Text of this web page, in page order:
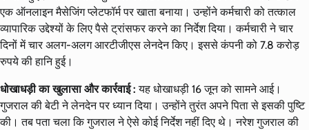
एक ऑनलाइन मैसेजिंग प्लेटफॉर्म पर खाता बनाया। उन्होंने कर्मचारी को तत्काल
व्यापारिक उद्देश्यों के लिए पैसे ट्रांसफर करने का निर्देश दिया। कर्मचारी ने चार
दिनों में चार अलग-अलग आरटीजीएस लेनदेन किए। इससे कंपनी को 7.8 करोड़
रुपये की हानि हुई।
धोखाधड़ी का खुलासा और कार्रवाई :यह धोखाधड़ी 16 जून को सामने आई।
गुजराल की बेटी ने लेनदेन पर ध्यान दिया। उन्होंने तुरंत अपने पिता से इसकी पुष्टि
की। तब पता चला कि गुजराल ने ऐसे कोई निर्देश नहीं दिए थे। नरेश गुजराल की